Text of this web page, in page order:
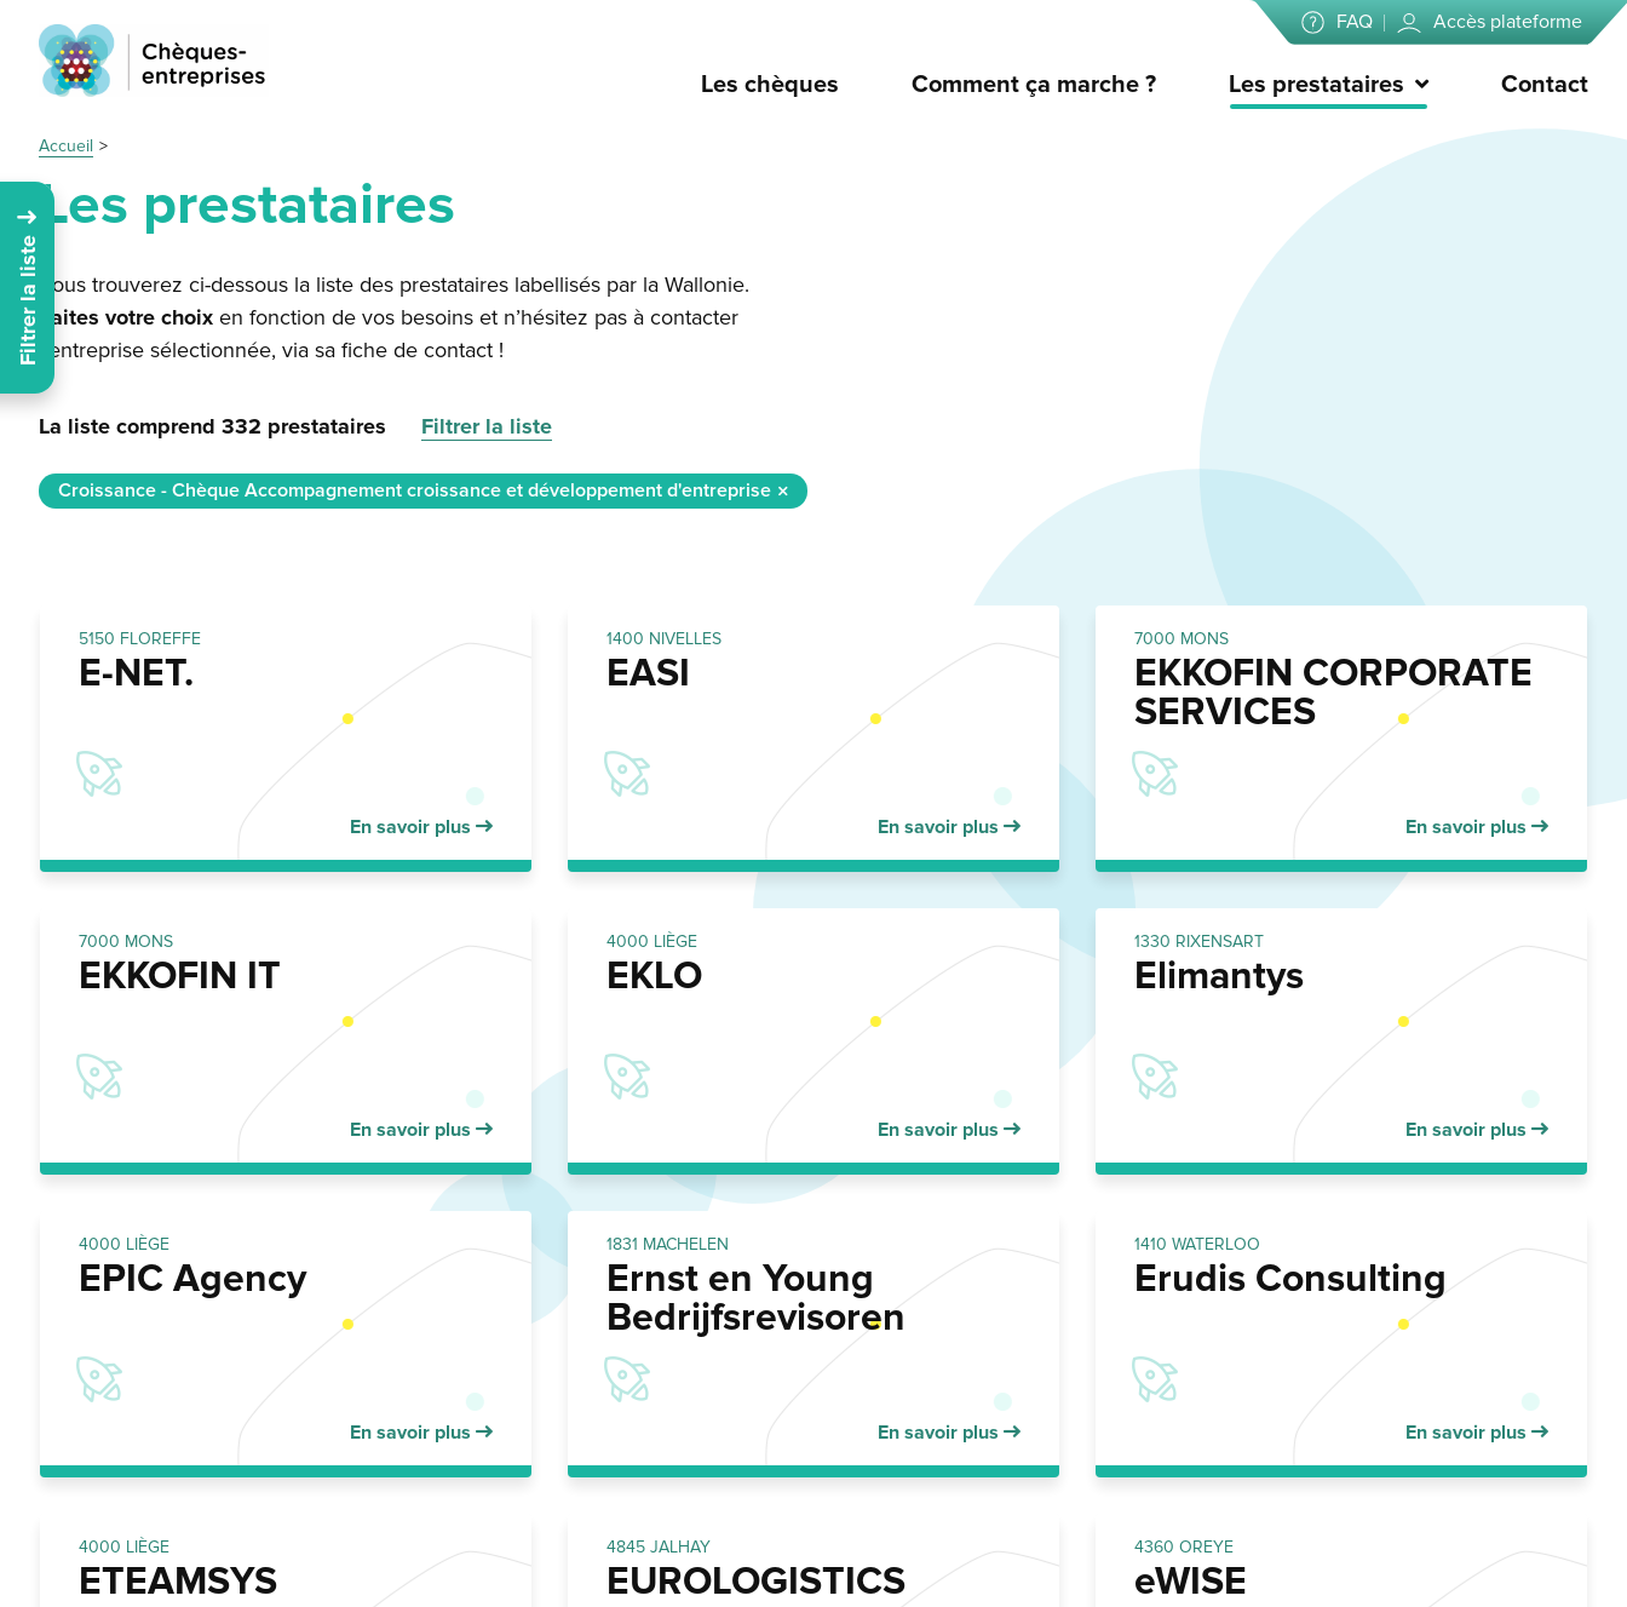
Les chèques Comment ça marche ? Les prestataires Contact
FAQ Accès plateforme
Accueil
Les prestataires
Vous trouverez ci-dessous la liste des prestataires labellisés par la Wallonie.
Faites votre choix en fonction de vos besoins et n’hésitez pas à contacter
l’entreprise sélectionnée, via sa fiche de contact !
Filtrer la liste
La liste comprend 332 prestataires Filtrer la liste
Croissance - Chèque Accompagnement croissance et développement d'entreprise
5150 FLOREFFE
E-NET.
En savoir plus
1400 NIVELLES
EASI
En savoir plus
7000 MONS
EKKOFIN CORPORATE
SERVICES
En savoir plus
7000 MONS
EKKOFIN IT
En savoir plus
4000 LIÈGE
EKLO
En savoir plus
1330 RIXENSART
Elimantys
En savoir plus
4000 LIÈGE
EPIC Agency
En savoir plus
1831 MACHELEN
Ernst en Young
Bedrijfsrevisoren
En savoir plus
1410 WATERLOO
Erudis Consulting
En savoir plus
4000 LIÈGE
ETEAMSYS
4845 JALHAY
EUROLOGISTICS
4360 OREYE
eWISE